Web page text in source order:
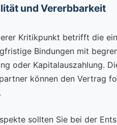
und Vererbbarkeit
Kritikpunkt betrifft die
Bindungen mit
oder Kapitalauszahlung.
können den Vertrag
sollten Sie bei der